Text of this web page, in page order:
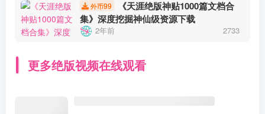
外币99
《天涯绝版神贴1000篇文档合
集》深度挖掘神仙级资源下载
2年前 2733
更多绝版视频在线观看